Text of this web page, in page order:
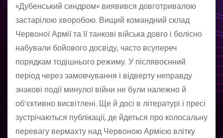
«Дубенський синдром» виявився довготривалою
застарілою хворобою. Вищий командний склад
Червоної Армії та її танкові війська довго і болісно
набували бойового досвіду, часто всупереч
порядкам тодішнього режиму. У післявоєнний
період через замовчування і відверту неправду
знакові події минулої війни не були належно й
об’єк­тивно висвітлені. Ще й досі в літературі і пресі
зустрічаються публікації, де йдеться про колосальну
перевагу вермахту над Червоною Армією влітку